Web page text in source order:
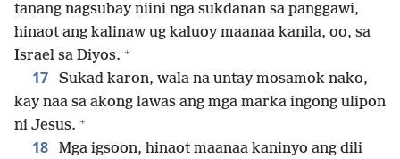
tanang nagsubay niini nga sukdanan sa panggawi,
hinaot ang kalinaw ug kaluoy maanaa kanila, oo, sa
Israel sa Diyos. +
17
Sukad karon, wala na untay mosamok nako,
kay naa sa akong lawas ang mga marka ingong ulipon
ni Jesus. +
18
Mga igsoon, hinaot maanaa kaninyo ang dili